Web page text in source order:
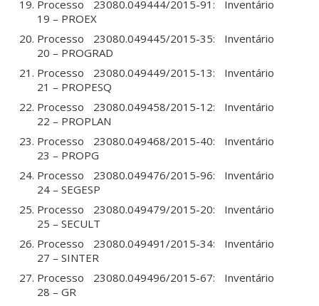
Processo 23080.049444/2015-91: Inventário
19 – PROEX
Processo 23080.049445/2015-35: Inventário
20 – PROGRAD
Processo 23080.049449/2015-13: Inventário
21 – PROPESQ
Processo 23080.049458/2015-12: Inventário
22 – PROPLAN
Processo 23080.049468/2015-40: Inventário
23 – PROPG
Processo 23080.049476/2015-96: Inventário
24 – SEGESP
Processo 23080.049479/2015-20: Inventário
25 – SECULT
Processo 23080.049491/2015-34: Inventário
27 – SINTER
Processo 23080.049496/2015-67: Inventário
28 – GR